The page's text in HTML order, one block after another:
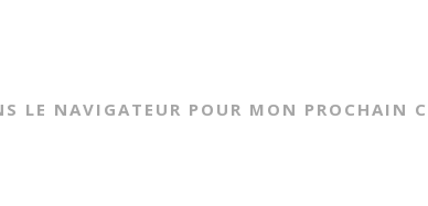
LE NAVIGATEUR POUR MON PROCHAIN